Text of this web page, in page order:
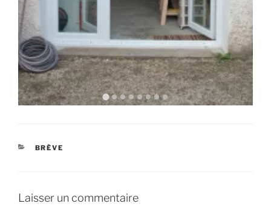
CATÉGORIES
BRÈVE
Laisser un commentaire